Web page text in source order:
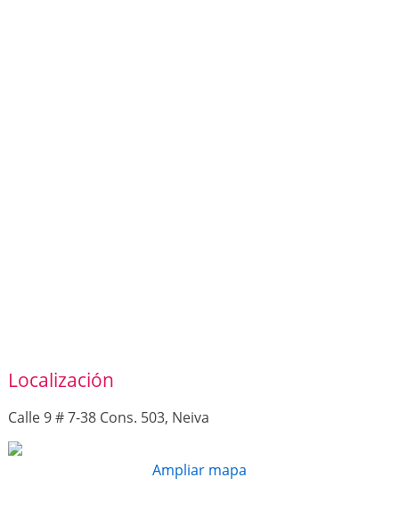
Localización
Calle 9 # 7-38 Cons. 503, Neiva
Ampliar mapa